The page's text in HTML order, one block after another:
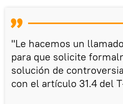
"Le hacemos un
para que solicite
solución de
con el artículo 31.4 del